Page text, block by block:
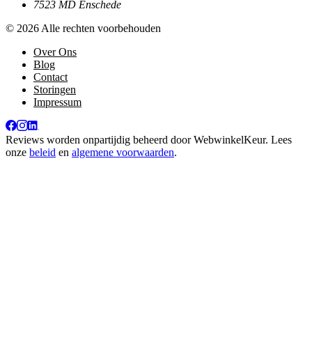
7523 MD Enschede
© 2026 Alle rechten voorbehouden
Over Ons
Blog
Contact
Storingen
Impressum
Reviews worden onpartijdig beheerd doorWebwinkelKeur. Lees
onze beleid en algemene voorwaarden.